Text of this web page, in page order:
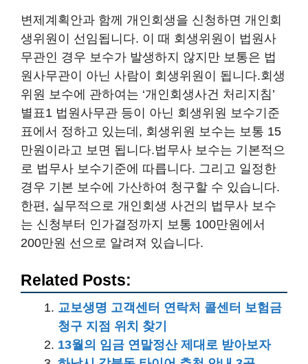
변제계획안과 함께 개인회생을 신청하면 개인회
생위원이 선임됩니다. 이 때 회생위원이 법원사
무관인 경우 보수가 발생하지 않지만 보통은 법
원사무관이 아닌 사람이 회생위원이 됩니다.회생
위원 보수에 관하여는 ‘개인회생사건 처리지침’
별표1 법원사무관 등이 아닌 회생위원 보수기준
표에서 정하고 있는데, 회생위원 보수는 보통 15
만원이라고 보면 됩니다.법무사 보수는 기본적으
로 법무사 보수기준에 따릅니다. 그리고 일정한
경우 기본 보수에 가산하여 청구할 수 있습니다.
한편, 실무적으로 개인회생 사건의 법무사 보수
는 신청부터 인가결정까지 보통 100만원에서
200만원 선으로 알려져 있습니다.
Related Posts:
교보생명 고객센터 연락처 콜센터 보험금
청구 지점 위치 찾기
13월의 임금 연말정산 제대로 받아보자